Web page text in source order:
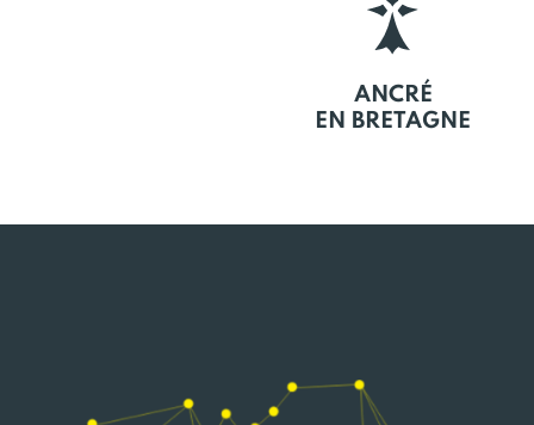
ANCRÉ
EN BRETAGNE